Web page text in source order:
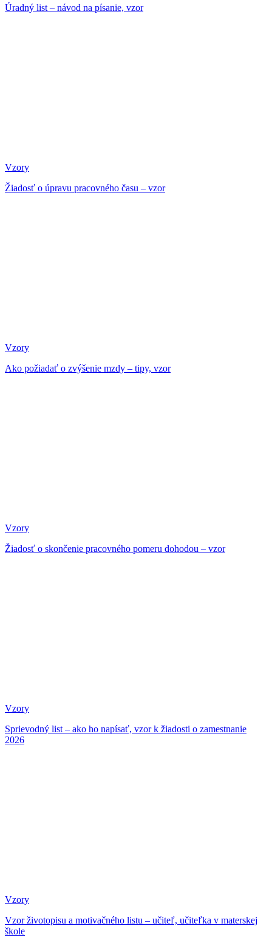
Úradný list –⁠⁠⁠⁠⁠⁠ návod na písanie, vzor
Vzory
Žiadosť o úpravu pracovného času – vzor
Vzory
Ako požiadať o zvýšenie mzdy – tipy, vzor
Vzory
Žiadosť o skončenie pracovného pomeru dohodou – vzor
Vzory
Sprievodný list – ako ho napísať, vzor k žiadosti o zamestnanie
2026
Vzory
Vzor životopisu a motivačného listu – učiteľ, učiteľka v materskej
škole